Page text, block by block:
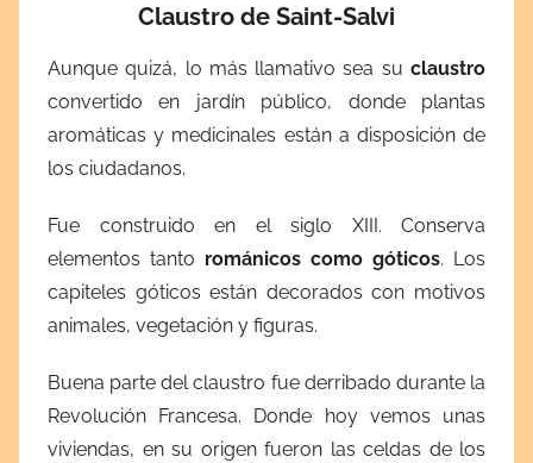
Claustro de Saint-Salvi
Aunque quizá, lo más llamativo sea su claustro
convertido en jardín público, donde plantas
aromáticas y medicinales están a disposición de
los ciudadanos.
Fue construido en el siglo XIII. Conserva
elementos tanto románicos como góticos. Los
capiteles góticos están decorados con motivos
animales, vegetación y figuras.
Buena parte del claustro fue derribado durante la
Revolución Francesa. Donde hoy vemos unas
viviendas, en su origen fueron las celdas de los